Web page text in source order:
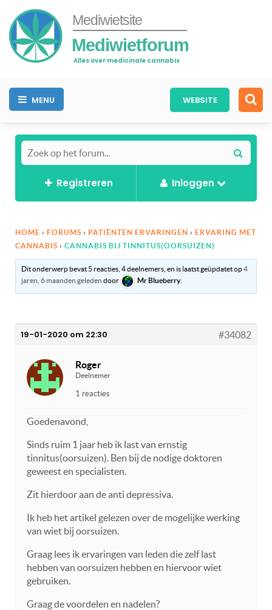
Mediwietsite
Mediwietforum
Alles over medicinale cannabis
MENU WEBSITE
Registreren Inloggen
HOME › FORUMS › PATIËNTEN ERVARINGEN › ERVARING MET
CANNABIS › CANNABIS BIJ TINNITUS(OORSUIZEN)
Dit onderwerp bevat 5 reacties, 4 deelnemers, en is laatst geüpdatet op4
jaren, 6 maanden geleden door Mr Blueberry.
19-01-2020 om 22:30 #34082
Roger
Deelnemer
1 reacties
Goedenavond,
Sinds ruim 1 jaar heb ik last van ernstig
tinnitus(oorsuizen). Ben bij de nodige doktoren
geweest en specialisten.
Zit hierdoor aan de anti depressiva.
Ik heb het artikel gelezen over de mogelijke werking
van wiet bij oorsuizen.
Graag lees ik ervaringen van leden die zelf last
hebben van oorsuizen hebben en hiervoor wiet
gebruiken.
Graag de voordelen en nadelen?